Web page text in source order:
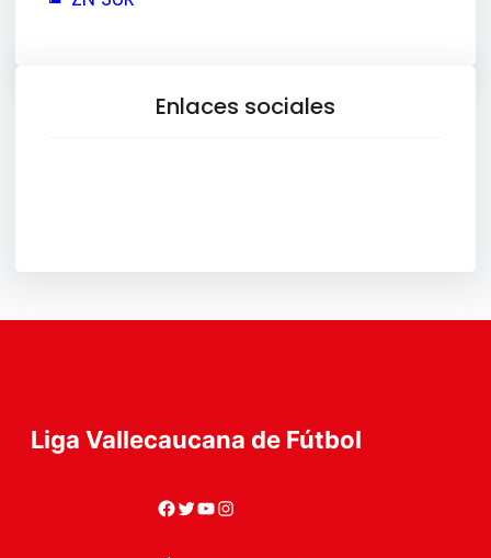
Enlaces sociales
Liga Vallecaucana de Fútbol